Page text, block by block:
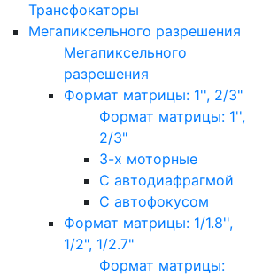
Трансфокаторы
Мегапиксельного разрешения
Мегапиксельного
разрешения
Формат матрицы: 1'', 2/3"
Формат матрицы: 1'',
2/3"
3-х моторные
С автодиафрагмой
С автофокусом
Формат матрицы: 1/1.8'',
1/2", 1/2.7"
Формат матрицы: